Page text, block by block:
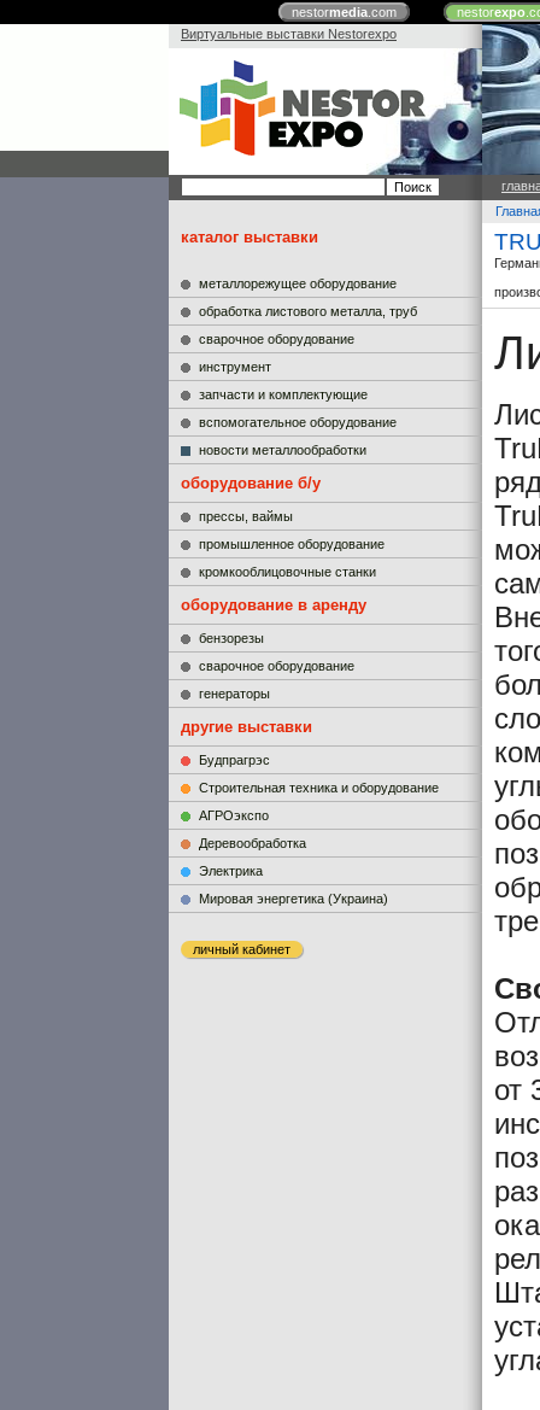
nestormedia.com nestorexpo
Виртуальные выставки Nestorexpo
каталог выставки
металлорежущее оборудование
обработка листового металла, труб
сварочное оборудование
инструмент
запчасти и комплектующие
вспомогательное оборудование
новости металлообработки
оборудование б/у
прессы, ваймы
промышленное оборудование
кромкооблицовочные станки
оборудование в аренду
бензорезы
сварочное оборудование
генераторы
другие выставки
Будпрагрэс
Строительная техника и оборудование
АГРОэкспо
Деревообработка
Электрика
Мировая энергетика (Украина)
личный кабинет
от